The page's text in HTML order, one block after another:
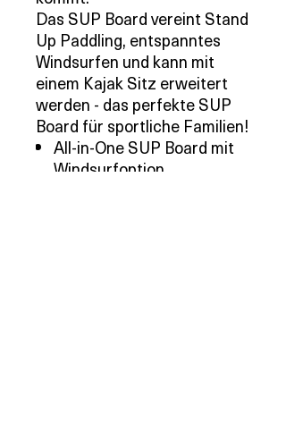
Das SUP Board vereint Stand
Up Paddling, entspanntes
Windsurfen und kann mit
einem Kajak Sitz erweitert
werden - das perfekte SUP
Board für sportliche Familien!
All-in-One SUP Board mit
Windsurfoption